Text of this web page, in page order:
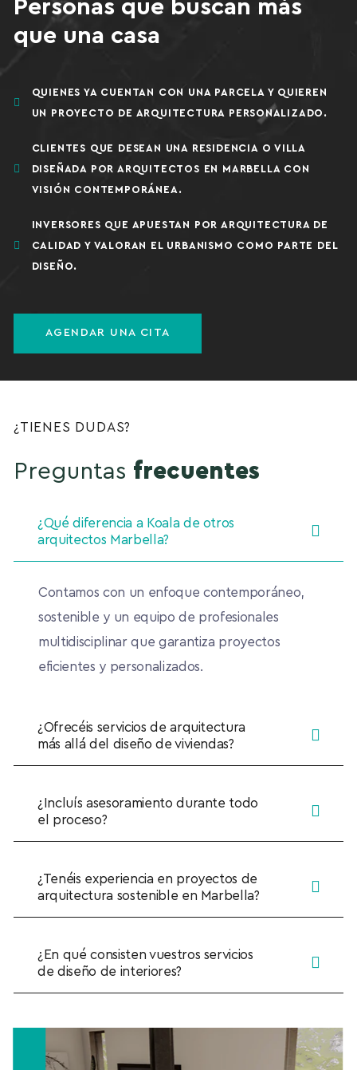
Personas que buscan más
que una casa
QUIENES YA CUENTAN CON UNA PARCELA Y QUIEREN
UN PROYECTO DE ARQUITECTURA PERSONALIZADO.
CLIENTES QUE DESEAN UNA RESIDENCIA O VILLA
DISEÑADA POR ARQUITECTOS EN MARBELLA CON
VISIÓN CONTEMPORÁNEA.
INVERSORES QUE APUESTAN POR ARQUITECTURA DE
CALIDAD Y VALORAN EL URBANISMO COMO PARTE DEL
DISEÑO.
AGENDAR UNA CITA
¿TIENES DUDAS?
Preguntas frecuentes
¿Qué diferencia a Koala de otros
arquitectos Marbella?
Contamos con un enfoque contemporáneo,
sostenible y un equipo de profesionales
multidisciplinar que garantiza proyectos
eficientes y personalizados.
¿Ofrecéis servicios de arquitectura
más allá del diseño de viviendas?
¿Incluís asesoramiento durante todo
el proceso?
¿Tenéis experiencia en proyectos de
arquitectura sostenible en Marbella?
¿En qué consisten vuestros servicios
de diseño de interiores?